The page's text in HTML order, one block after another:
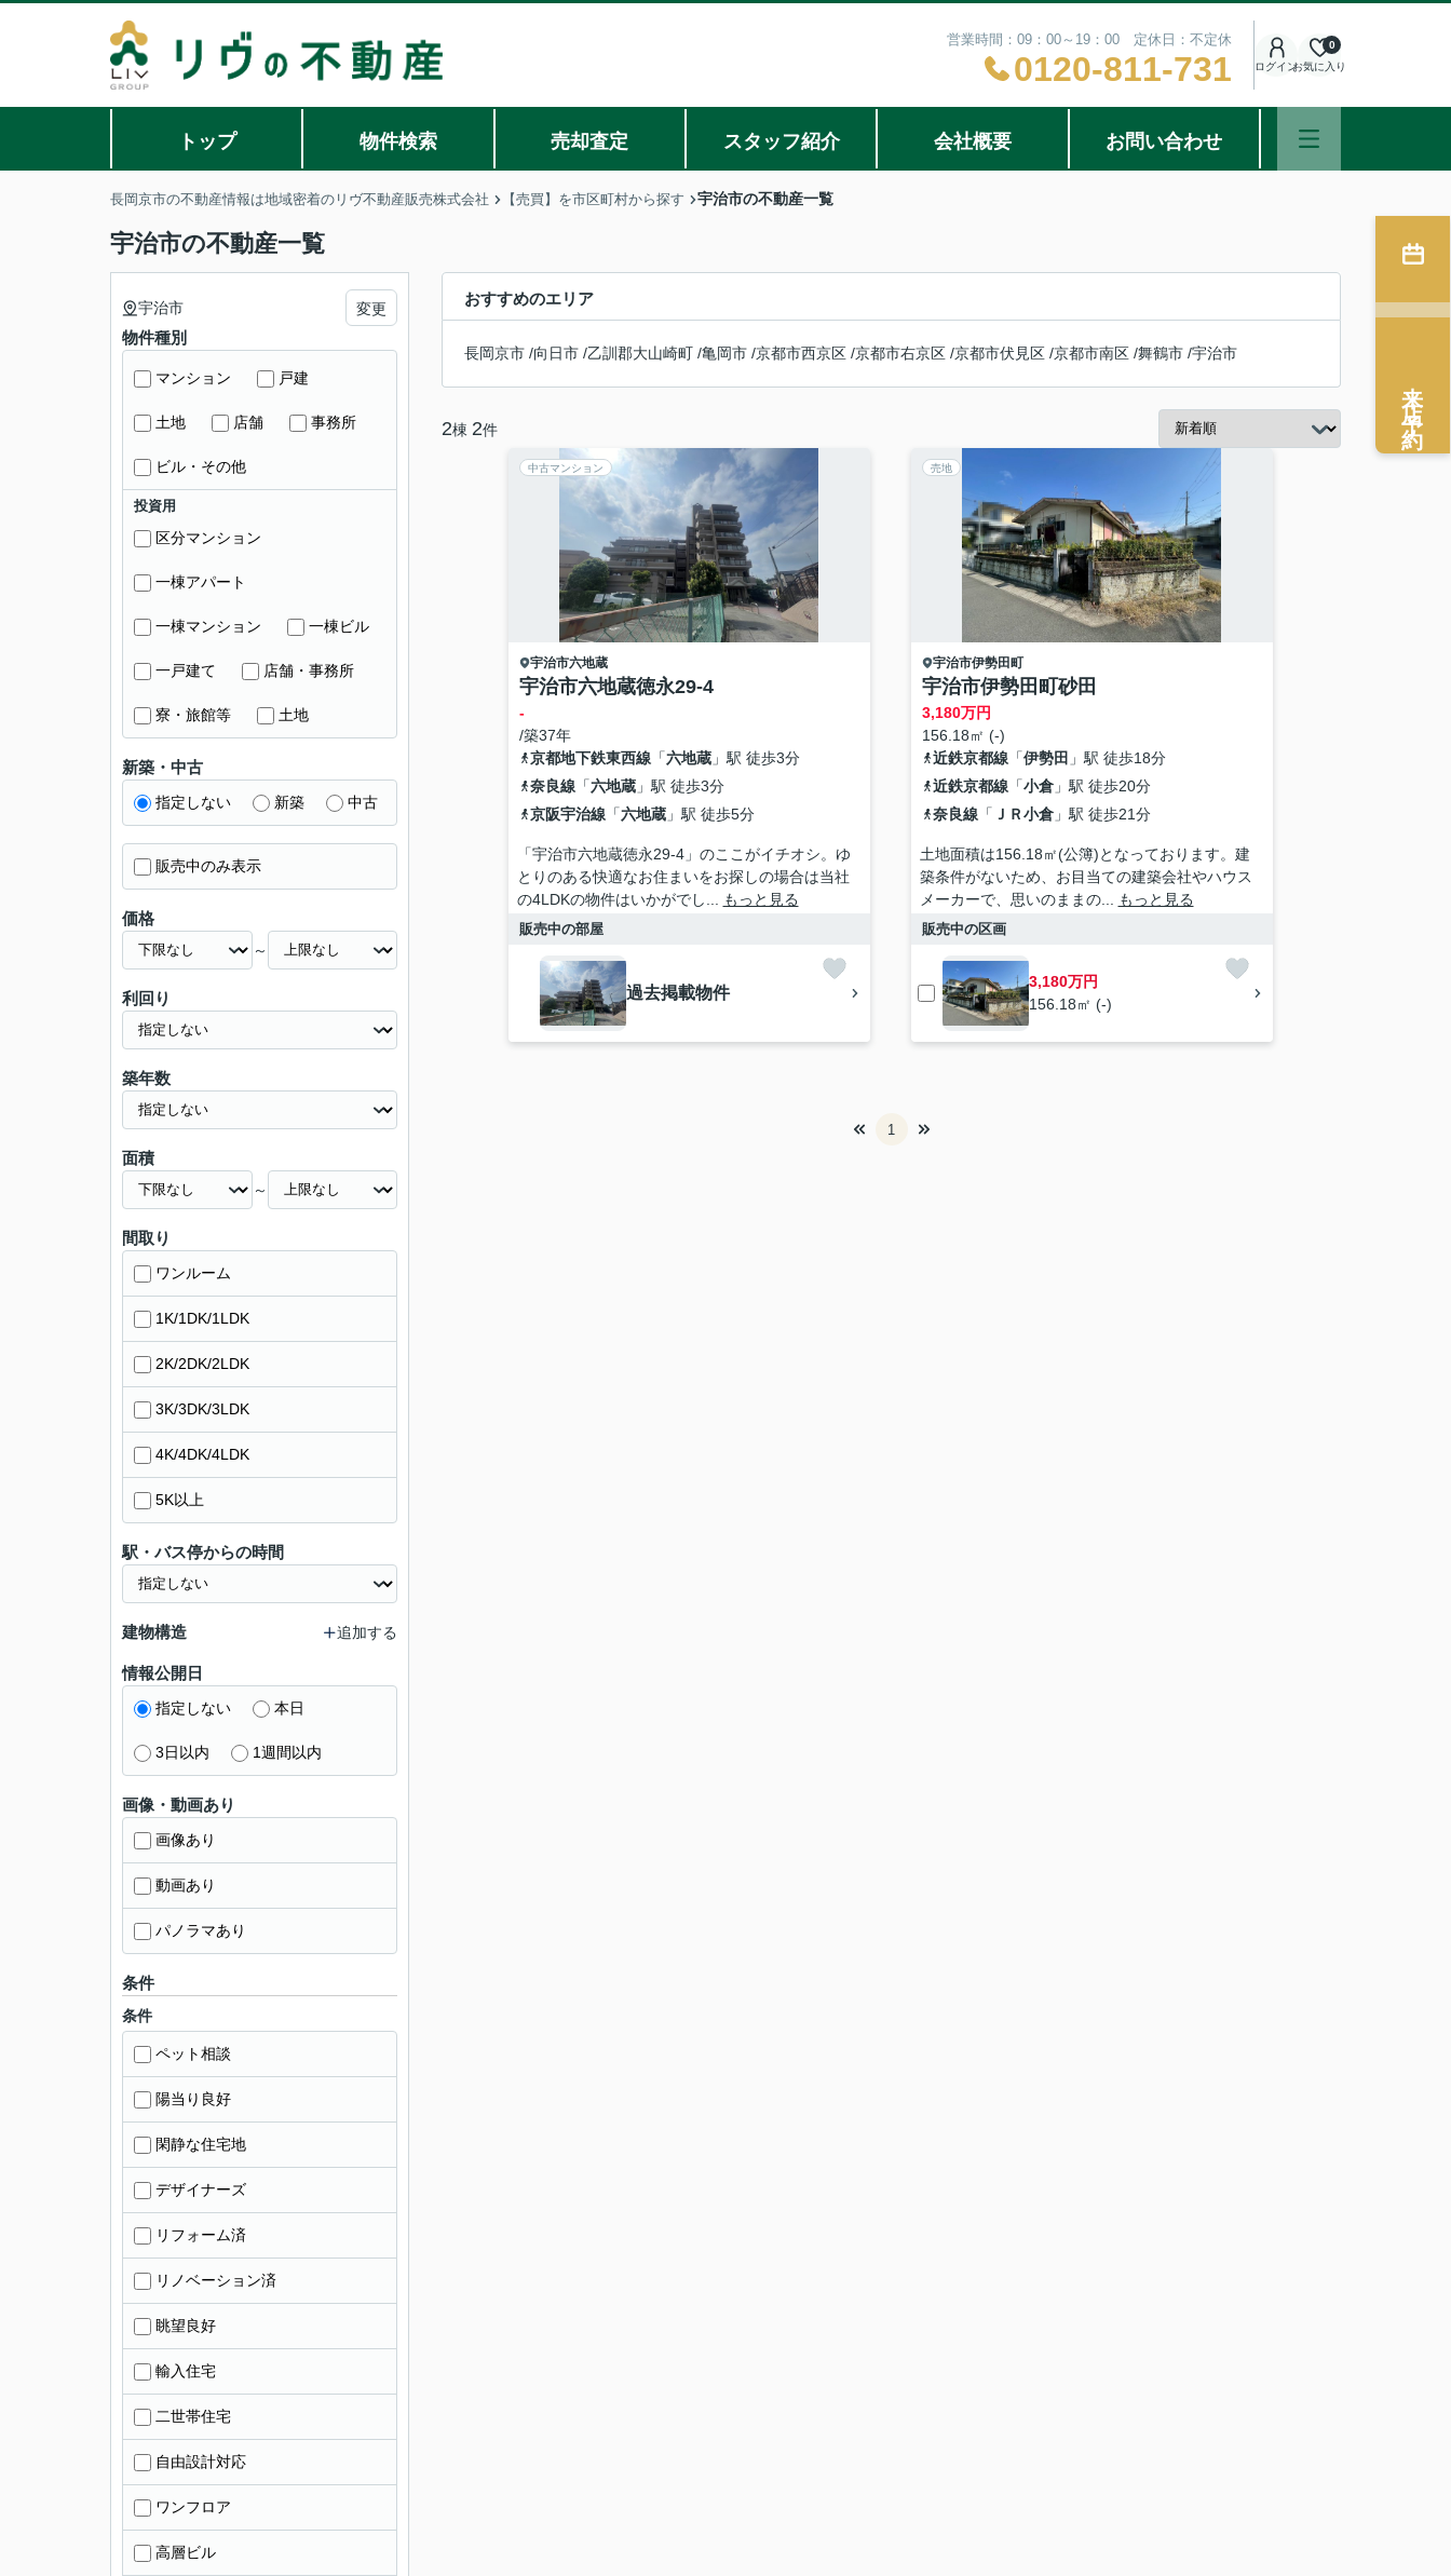
営業時間：09：00～19：00 定休日：不定休
0120-811-731 ログインお気に入り
0
トップ 物件検索 売却査定 スタッフ紹介 会社概要 お問い合わせ
長岡京市の不動産情報は地域密着のリヴ不動産販売株式会社 【売買】を市区町村から探す 宇治市の不動産一覧
宇治市の不動産一覧
おすすめのエリア
長岡京市 /向日市 /乙訓郡大山崎町 /亀岡市 /京都市西京区 /京都市右京区 /京都市伏見区 /京都市南区 /舞鶴市 /宇治市
2棟 2件
中古マンション
宇治市六地蔵
宇治市六地蔵徳永29-4
-
/築37年
京都地下鉄東西線「六地蔵」駅 徒歩3分
奈良線「六地蔵」駅 徒歩3分
京阪宇治線「六地蔵」駅 徒歩5分
「宇治市六地蔵徳永29-4」のここがイチオシ。ゆ
とりのある快適なお住まいをお探しの場合は当社
の4LDKの物件はいかがでし...
もっと見る
販売中の部屋
過去掲載物件
売地
宇治市伊勢田町
宇治市伊勢田町砂田
3,180万円
156.18㎡ (-)
近鉄京都線「伊勢田 」駅 徒歩18分
近鉄京都線「小倉」駅 徒歩20分
奈良線「 ＪＲ小倉」駅 徒歩21分
土地面積は156.18㎡(公簿)となっております。建
築条件がないため、お目当ての建築会社やハウス
メーカーで、思いのままの...
もっと見る
販売中の区画
3,180万円
156.18㎡ (-)
1
宇治市 変更
物件種別
マンション 戸建
土地 店舗 事務所
ビル・その他
投資用
区分マンション
一棟アパート
一棟マンション 一棟ビル
一戸建て 店舗・事務所
寮・旅館等 土地
新築・中古
指定しない 新築 中古
販売中のみ表示
価格
～
利回り
築年数
面積
～
間取り
ワンルーム
1K/1DK/1LDK
2K/2DK/2LDK
3K/3DK/3LDK
4K/4DK/4LDK
5K以上
駅・バス停からの時間
建物構造 追加する
情報公開日
指定しない 本日
3日以内 1週間以内
画像・動画あり
画像あり
動画あり
パノラマあり
条件
条件
ペット相談
陽当り良好
閑静な住宅地
デザイナーズ
リフォーム済
リノベーション済
眺望良好
輸入住宅
二世帯住宅
自由設計対応
ワンフロア
高層ビル
来店予約